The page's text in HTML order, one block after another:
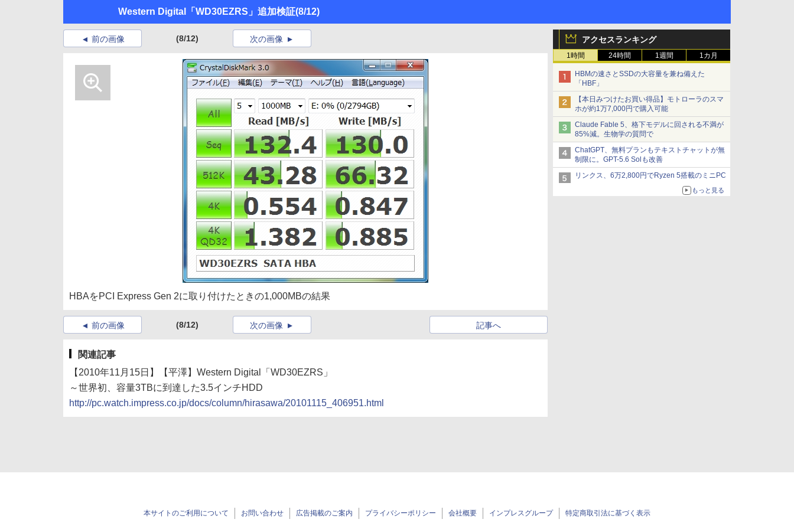
Western Digital「WD30EZRS」追加検証(8/12)
アクセスランキング
1時間 24時間 1週間 1カ月
HBMの速さとSSDの大容量を兼ね備えた
「HBF」
【本日みつけたお買い得品】モトローラのスマ
ホが約1万7,000円で購入可能
Claude Fable 5、格下モデルに回される不満が
85%減。生物学の質問で
ChatGPT、無料プランもテキストチャットが無
制限に。GPT-5.6 Solも改善
リンクス、6万2,800円でRyzen 5搭載のミニPC
もっと見る
前の画像 (8/12) 次の画像
HBAをPCI Express Gen 2に取り付けたときの1,000MBの結果
前の画像 (8/12) 記事へ
次の画像
関連記事
【2010年11月15日】【平澤】Western Digital「WD30EZRS」
～世界初、容量3TBに到達した3.5インチHDD
http://pc.watch.impress.co.jp/docs/column/hirasawa/20101115_406951.html
本サイトのご利用について お問い合わせ 広告掲載のご案内 プライバシーポリシー 会社概要 インプレスグループ 特定商取引法に基づく表示